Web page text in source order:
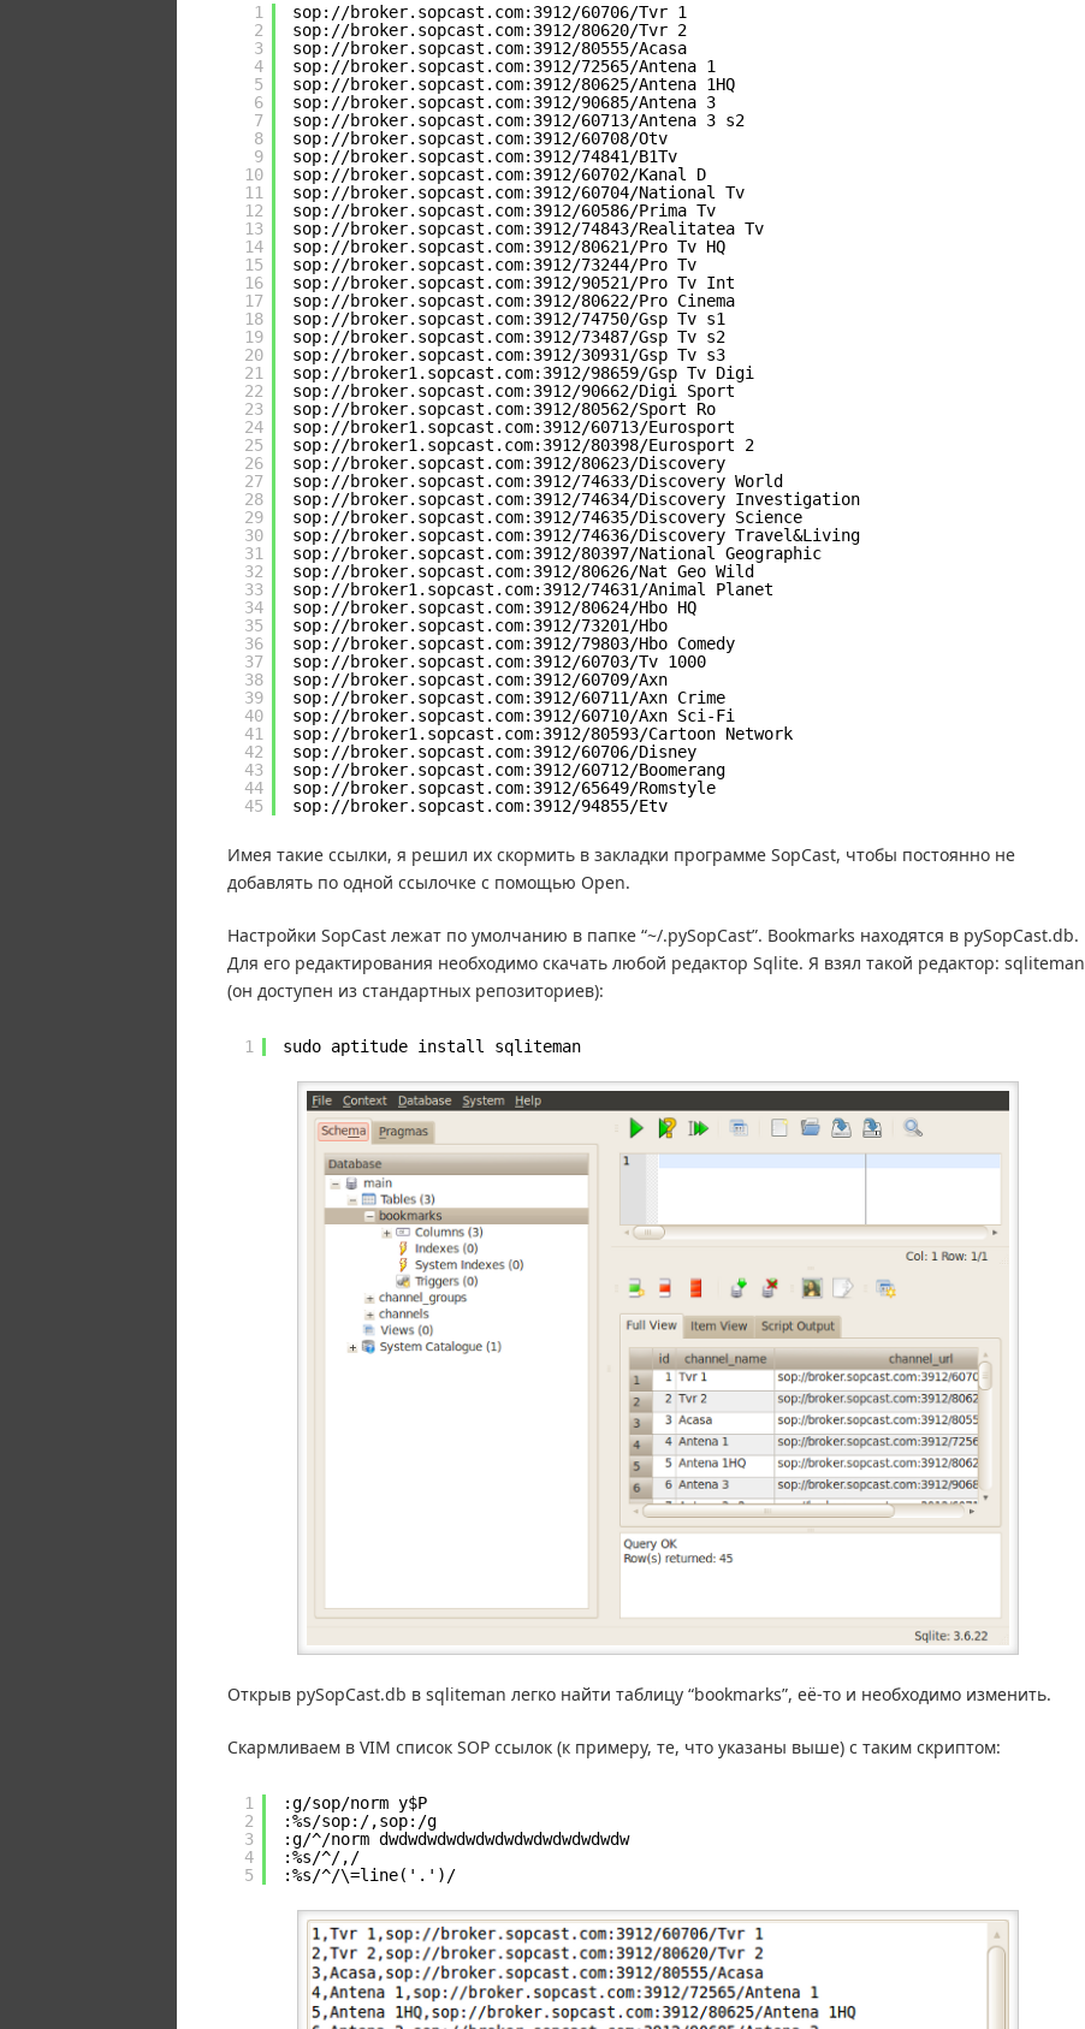
1
2
3
4
5
6
7
8
9
10
11
12
13
14
15
16
17
18
19
20
21
22
23
24
25
26
27
28
29
30
31
32
33
34
35
36
37
38
39
40
41
42
43
44
45
sop://broker.sopcast.com:3912/60706/Tvr 1
sop://broker.sopcast.com:3912/80620/Tvr 2
sop://broker.sopcast.com:3912/80555/Acasa
sop://broker.sopcast.com:3912/72565/Antena 1
sop://broker.sopcast.com:3912/80625/Antena 1HQ
sop://broker.sopcast.com:3912/90685/Antena 3
sop://broker.sopcast.com:3912/60713/Antena 3 s2
sop://broker.sopcast.com:3912/60708/Otv
sop://broker.sopcast.com:3912/74841/B1Tv
sop://broker.sopcast.com:3912/60702/Kanal D
sop://broker.sopcast.com:3912/60704/National Tv
sop://broker.sopcast.com:3912/60586/Prima Tv
sop://broker.sopcast.com:3912/74843/Realitatea Tv
sop://broker.sopcast.com:3912/80621/Pro Tv HQ
sop://broker.sopcast.com:3912/73244/Pro Tv
sop://broker.sopcast.com:3912/90521/Pro Tv Int
sop://broker.sopcast.com:3912/80622/Pro Cinema
sop://broker.sopcast.com:3912/74750/Gsp Tv s1
sop://broker.sopcast.com:3912/73487/Gsp Tv s2
sop://broker.sopcast.com:3912/30931/Gsp Tv s3
sop://broker1.sopcast.com:3912/98659/Gsp Tv Digi
sop://broker.sopcast.com:3912/90662/Digi Sport
sop://broker.sopcast.com:3912/80562/Sport Ro
sop://broker1.sopcast.com:3912/60713/Eurosport
sop://broker1.sopcast.com:3912/80398/Eurosport 2
sop://broker.sopcast.com:3912/80623/Discovery
sop://broker.sopcast.com:3912/74633/Discovery World
sop://broker.sopcast.com:3912/74634/Discovery Investigation
sop://broker.sopcast.com:3912/74635/Discovery Science
sop://broker.sopcast.com:3912/74636/Discovery Travel&Living
sop://broker.sopcast.com:3912/80397/National Geographic
sop://broker.sopcast.com:3912/80626/Nat Geo Wild
sop://broker1.sopcast.com:3912/74631/Animal Planet
sop://broker.sopcast.com:3912/80624/Hbo HQ
sop://broker.sopcast.com:3912/73201/Hbo
sop://broker.sopcast.com:3912/79803/Hbo Comedy
sop://broker.sopcast.com:3912/60703/Tv 1000
sop://broker.sopcast.com:3912/60709/Axn
sop://broker.sopcast.com:3912/60711/Axn Crime
sop://broker.sopcast.com:3912/60710/Axn Sci-Fi
sop://broker1.sopcast.com:3912/80593/Cartoon Network
sop://broker.sopcast.com:3912/60706/Disney
sop://broker.sopcast.com:3912/60712/Boomerang
sop://broker.sopcast.com:3912/65649/Romstyle
sop://broker.sopcast.com:3912/94855/Etv
Имея такие ссылки, я решил их скормить в закладки программе SopCast, чтобы постоянно не
добавлять по одной ссылочке с помощью Open.
Настройки SopCast лежат по умолчанию в папке “~/.pySopCast”. Bookmarks находятся в pySopCast.db.
Для его редактирования необходимо скачать любой редактор Sqlite. Я взял такой редактор: sqliteman
(он доступен из стандартных репозиториев):
1 sudo aptitude install sqliteman
Открыв pySopCast.db в sqliteman легко найти таблицу “bookmarks”, её-то и необходимо изменить.
Скармливаем в VIM список SOP ссылок (к примеру, те, что указаны выше) с таким скриптом:
1
2
3
4
5
:g/sop/norm y$P
:%s/sop:/,sop:/g
:g/^/norm dwdwdwdwdwdwdwdwdwdwdwdwdw
:%s/^/,/
:%s/^/\=line('.')/